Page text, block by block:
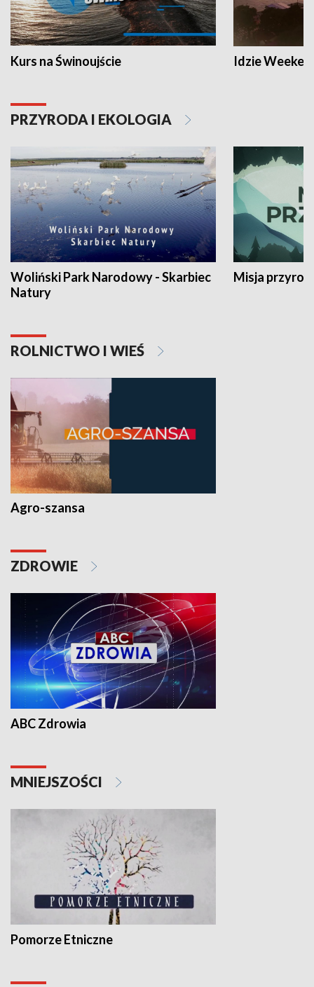
Kurs na Świnoujście Idzie
PRZYRODA I EKOLOGIA
Woliński Park Narodowy - Skarbiec
Natury
Misja
ROLNICTWO I WIEŚ
Agro-szansa
ZDROWIE
ABC Zdrowia
MNIEJSZOŚCI
Pomorze Etniczne